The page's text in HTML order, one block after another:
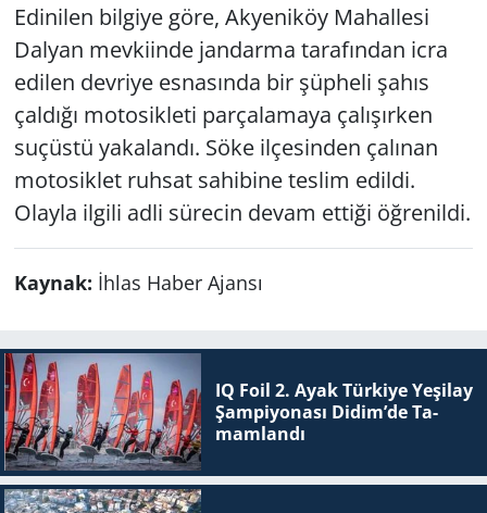
Edinilen bilgiye göre, Akyeniköy Mahallesi
Dalyan mevkiinde jandarma tarafından icra
edilen devriye esnasında bir şüpheli şahıs
çaldığı motosikleti parçalamaya çalışırken
suçüstü yakalandı. Söke ilçesinden çalınan
motosiklet ruhsat sahibine teslim edildi.
Olayla ilgili adli sürecin devam ettiği öğrenildi.
Kaynak: İhlas Haber Ajansı
IQ Foil 2. Ayak Tür­ki­ye Ye­şi­lay
Şam­pi­yo­na­sı Didim’de Ta­
mam­lan­dı